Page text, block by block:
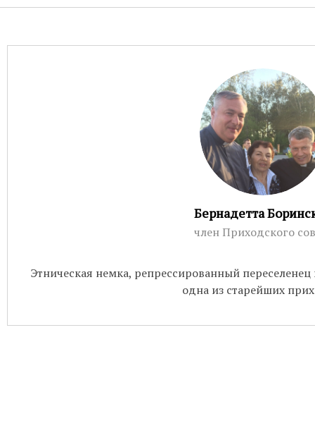
Бернадетта
член Приходского
Этническая немка, репрессированный
одна из старейших
06.00 до 22.00 (по звонку
Понедельник-
Понедельник-
Приём настоятеля:По записи
актуальном расписании.
Гуманитарная помощь:
Непрестанное поклонение:Вы
телефону 8-961-757-51-14.